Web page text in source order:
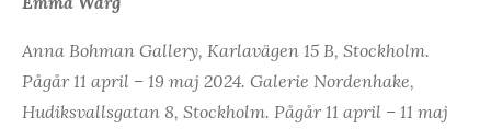
Anna Bohman Gallery, Karlavägen 15 B, Stockholm.
Pågår 11 april – 19 maj 2024. Galerie Nordenhake,
Hudiksvallsgatan 8, Stockholm. Pågår 11 april – 11 maj